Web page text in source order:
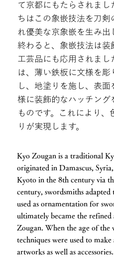
て京都にもたらされまし
ちはこの象嵌技法を刀剣
れ優美な京象嵌を生み
終わると、象嵌技法は装
工芸品にも応用されま
は、薄い鉄板に文様を
し、地塗りを施し、表
様に装飾的なハッチング
ものです。これにより
りが実現します。
Kyo Zougan is a traditional
originated in Damascus,
Kyoto in the 8th century via
century, swordsmiths adapted
used as ornamentation for
ultimately became the
Zougan. When the age of the
techniques were used to
artworks as well as